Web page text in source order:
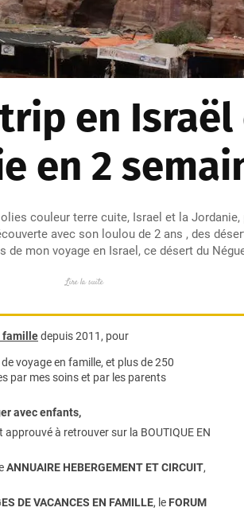
en
en 2
couleur terre cuite, Israel et la Jordanie,
avec son loulou de 2 ans , des
de mon voyage en Israel, ce désert du
Lire la suite
familledepuis 2011, pour
voyage en famille, et plus de 250
par mes soins et par les parents
avec enfants,
approuvé à retrouver sur la BOUTIQUE EN
ANNUAIRE HEBERGEMENT ET CIRCUIT,
DE VACANCES EN FAMILLE, le FORUM